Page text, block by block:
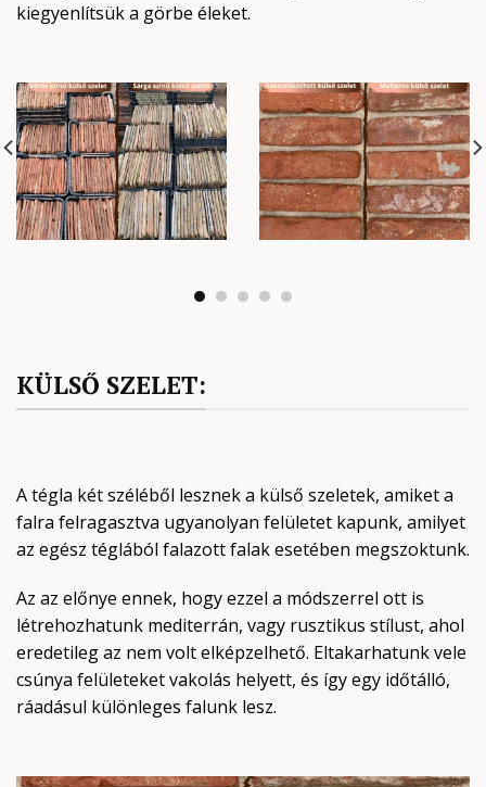
kiegyenlítsük a görbe éleket.
KÜLSŐ SZELET:
A tégla két széléből lesznek a külső szeletek, amiket a
falra felragasztva ugyanolyan felületet kapunk, amilyet
az egész téglából falazott falak esetében megszoktunk.
Az az előnye ennek, hogy ezzel a módszerrel ott is
létrehozhatunk mediterrán, vagy rusztikus stílust, ahol
eredetileg az nem volt elképzelhető. Eltakarhatunk vele
csúnya felületeket vakolás helyett, és így egy időtálló,
ráadásul különleges falunk lesz.